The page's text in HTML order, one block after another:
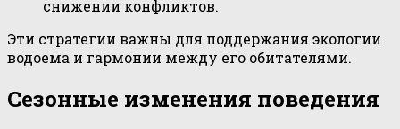
снижении конфликтов.
Эти стратегии важны для поддержания экологии
водоема и гармонии между его обитателями.
Сезонные изменения поведения